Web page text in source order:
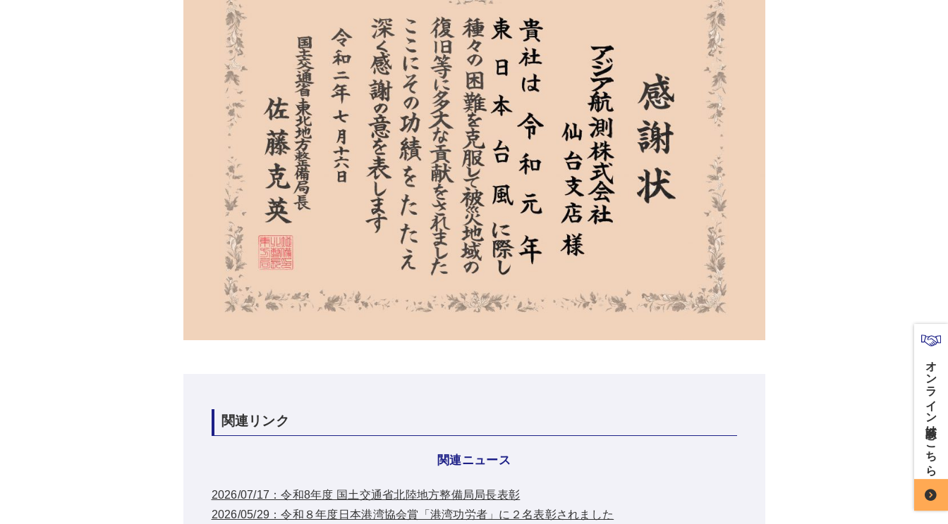
関連リンク
関連ニュース
2026/07/17：令和8年度 国土交通省北陸地方整備局局長表彰
2026/05/29：令和８年度日本港湾協会賞「港湾功労者」に２名表彰されました
オンライン商談はこちら